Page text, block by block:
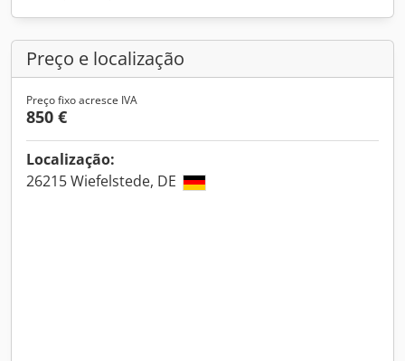
Preço e localização
Preço fixo acresce IVA
850 €
Localização:
26215 Wiefelstede, DE